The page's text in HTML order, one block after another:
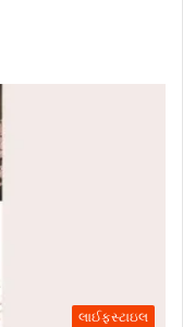
લાઈફસ્ટાઇલ